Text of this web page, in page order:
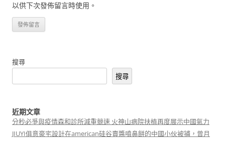
以供下次發佈留言時使用。
搜尋
搜尋
近期文章
分秒必爭與疫情森和診所減重競速 火神山病院扶植再度展示中國氣力
JIUYI俱意豪宅設計在american硅谷賣醬噴鼻餅的中國小伙被捕，曾月